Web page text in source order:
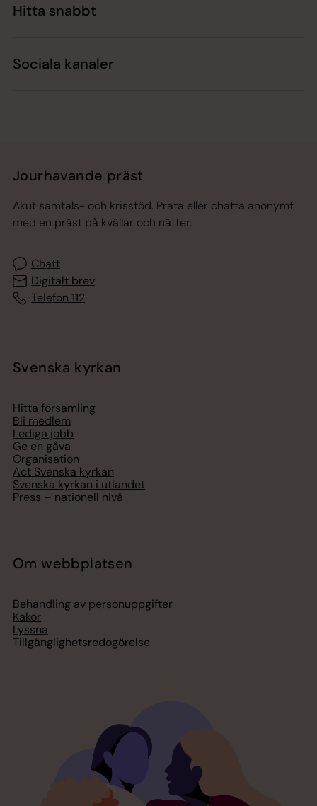
Hitta snabbt
Sociala kanaler
Jourhavande präst
Akut samtals- och krisstöd. Prata eller chatta anonymt
med en präst på kvällar och nätter.
Chatt
Digitalt brev
Telefon 112
Svenska kyrkan
Hitta församling
Bli medlem
Lediga jobb
Ge en gåva
Organisation
Act Svenska kyrkan
Svenska kyrkan i utlandet
Press – nationell nivå
Om webbplatsen
Behandling av personuppgifter
Kakor
Lyssna
Tillgänglighetsredogörelse